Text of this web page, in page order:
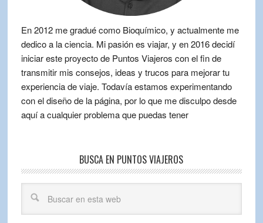
En 2012 me gradué como Bioquímico, y actualmente me
dedico a la ciencia. Mi pasión es viajar, y en 2016 decidí
iniciar este proyecto de Puntos Viajeros con el fin de
transmitir mis consejos, ideas y trucos para mejorar tu
experiencia de viaje. Todavía estamos experimentando
con el diseño de la página, por lo que me disculpo desde
aquí a cualquier problema que puedas tener
BUSCA EN PUNTOS VIAJEROS